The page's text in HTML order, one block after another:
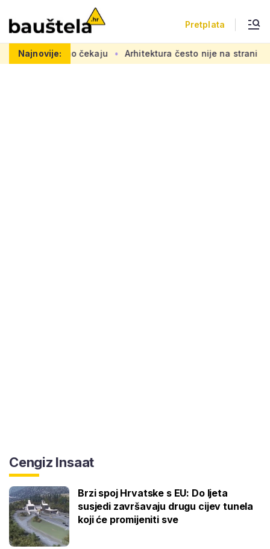
Pretplata
Najnovije:
se željno čekaju Arhitektura često nije na strani
Cengiz Insaat
Brzi spoj Hrvatske s EU: Do ljeta
susjedi završavaju drugu cijev tunela
koji će promijeniti sve